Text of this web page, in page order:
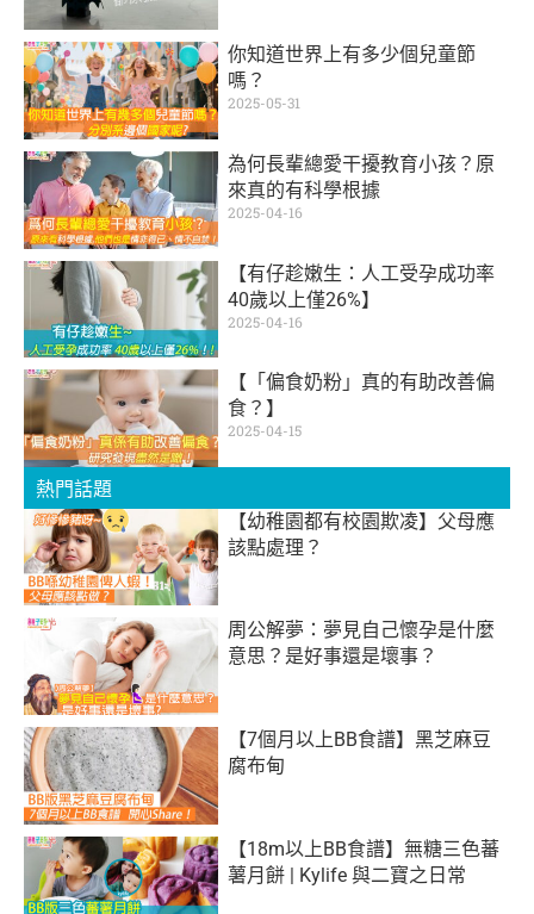
你知道世界上有多少個兒童節
嗎？
2025-05-31
為何長輩總愛干擾教育小孩？原
來真的有科學根據
2025-04-16
【有仔趁嫩生：人工受孕成功率
40歲以上僅26%】
2025-04-16
【「偏食奶粉」真的有助改善偏
食？】
2025-04-15
熱門話題
【幼稚園都有校園欺凌】父母應
該點處理？
周公解夢：夢見自己懷孕是什麼
意思？是好事還是壞事？
【7個月以上BB食譜】黑芝麻豆
腐布甸
【18m以上BB食譜】無糖三色蕃
薯月餅 | Kylife 與二寶之日常